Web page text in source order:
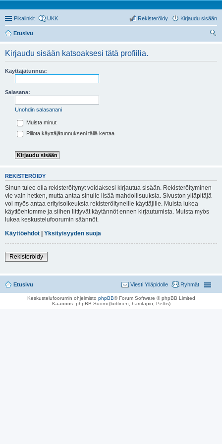
Pikalinkit UKK Kirjaudu sisään
Rekisteröidy
Etusivu
Kirjaudu sisään katsoaksesi tätä profiilia.
Käyttäjätunnus:
Salasana:
Unohdin salasanani
Muista minut
Piilota käyttäjätunnukseni tällä kertaa
REKISTERÖIDY
Sinun tulee olla rekisteröitynyt voidaksesi kirjautua sisään. Rekisteröityminen
vie vain hetken, mutta antaa sinulle lisää mahdollisuuksia. Sivuston ylläpitäjä
voi myös antaa erityisoikeuksia rekisteröityneille käyttäjille. Muista lukea
käyttöehtomme ja siihen liittyvät käytännöt ennen kirjautumista. Muista myös
lukea keskustelufoorumin säännöt.
Käyttöehdot | Yksityisyyden suoja
Rekisteröidy
Etusivu Ryhmät
Viesti Ylläpidolle
Keskustelufoorumin ohjelmisto phpBB® Forum Software © phpBB Limited
Käännös: phpBB Suomi (lurttinen, harritapio, Pettis)